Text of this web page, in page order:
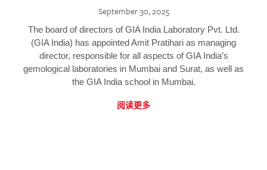
September 30, 2025
The board of directors of GIA India Laboratory Pvt. Ltd.
(GIA India) has appointed Amit Pratihari as managing
director, responsible for all aspects of GIA India’s
gemological laboratories in Mumbai and Surat, as well as
the GIA India school in Mumbai.
阅读更多